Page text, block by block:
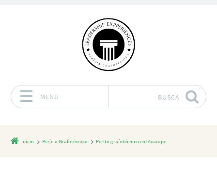
MENU BUSCA
Início Perícia Grafotécnica Perito grafotécnico em Acarape